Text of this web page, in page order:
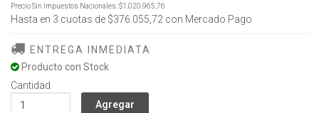
Precio Sin Impuestos Nacionales:$1.020.965,76
Hasta en 3 cuotas de $376.055,72 con Mercado Pago
ENTREGA INMEDIATA
Producto con Stock
Cantidad